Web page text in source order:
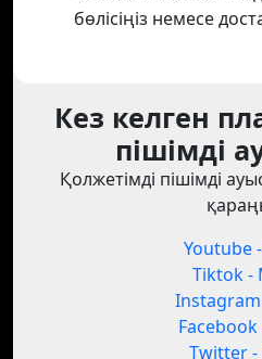
бөлісіңіз немесе
Кез келген
пішімді
Қолжетімді пішімді
Youtube
Tiktok -
Facebook
Twitter -